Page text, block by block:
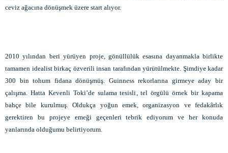
ceviz ağacına dönüşmek üzere start alıyor.
2010 yılından beri yürüyen proje, gönüllülük esasına dayanmakla birlikte
tamamen idealist birkaç özverili insan tarafından yürütülmekte. Şimdiye kadar
300 bin tohum fidana dönüşmüş. Guinness rekorlarına girmeye aday bir
çalışma. Hatta Kevenli Toki’de sulama tesisli, tel örgülü örnek bir kapama
bahçe bile kurulmuş. Oldukça yoğun emek, organizasyon ve fedakârlık
gerektiren bu projeye emeği geçenleri tebrik ediyorum ve her konuda
yanlarında olduğumu belirtiyorum.